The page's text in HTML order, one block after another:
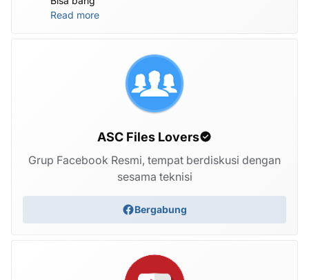
Read more
ASC Files Lovers
Grup Facebook Resmi, tempat berdiskusi dengan
sesama teknisi
Bergabung